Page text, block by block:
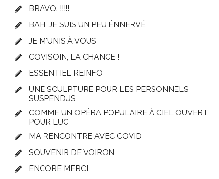
BRAVO. !!!!!
BAH, JE SUIS UN PEU ÉNNERVÉ
JE M'UNIS À VOUS
COVISOIN, LA CHANCE !
ESSENTIEL REINFO
UNE SCULPTURE POUR LES PERSONNELS
SUSPENDUS
COMME UN OPÉRA POPULAIRE À CIEL OUVERT
POUR LUC
MA RENCONTRE AVEC COVID
SOUVENIR DE VOIRON
ENCORE MERCI